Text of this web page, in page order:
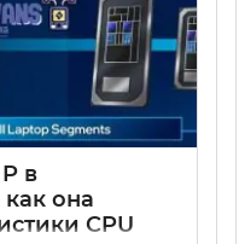
в
она
CPU